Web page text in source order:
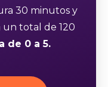
30 minutos y
un total de 120
de 0 a 5.